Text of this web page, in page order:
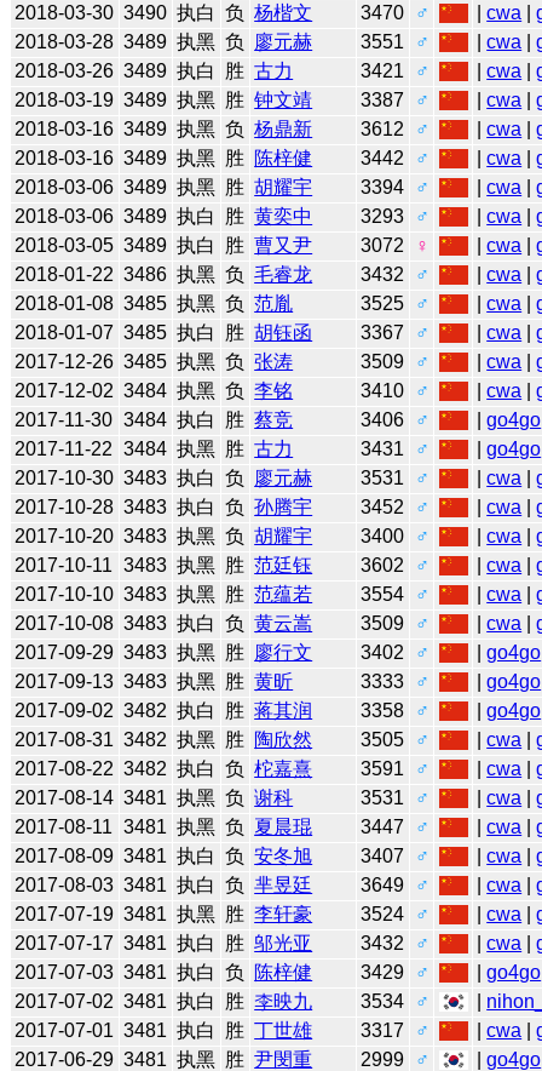
2018-03-30 3490 执白 负 杨楷文 3470 ♂ |cwa |
2018-03-28 3489 执黑 负 廖元赫 3551 ♂ |cwa |
2018-03-26 3489 执白 胜 古力 3421 ♂ |cwa |
2018-03-19 3489 执黑 胜 钟文靖 3387 ♂ |cwa |
2018-03-16 3489 执黑 负 杨鼎新 3612 ♂ |cwa |
2018-03-16 3489 执黑 胜 陈梓健 3442 ♂ |cwa |
2018-03-06 3489 执黑 胜 胡耀宇 3394 ♂ |cwa |
2018-03-06 3489 执白 胜 黄奕中 3293 ♂ |cwa |
2018-03-05 3489 执白 胜 曹又尹 3072 ♀ |cwa |
2018-01-22 3486 执黑 负 毛睿龙 3432 ♂ |cwa |
2018-01-08 3485 执黑 负 范胤 3525 ♂ |cwa |
2018-01-07 3485 执白 胜 胡钰函 3367 ♂ |cwa |
2017-12-26 3485 执黑 负 张涛 3509 ♂ |cwa |
2017-12-02 3484 执黑 负 李铭 3410 ♂ |cwa |
2017-11-30 3484 执白 胜 蔡竞 3406 ♂ |go4go
2017-11-22 3484 执黑 胜 古力 3431 ♂ |go4go
2017-10-30 3483 执白 负 廖元赫 3531 ♂ |cwa |
2017-10-28 3483 执白 负 孙腾宇 3452 ♂ |cwa |
2017-10-20 3483 执黑 负 胡耀宇 3400 ♂ |cwa |
2017-10-11 3483 执黑 胜 范廷钰 3602 ♂ |cwa |
2017-10-10 3483 执黑 胜 范蕴若 3554 ♂ |cwa |
2017-10-08 3483 执白 负 黄云嵩 3509 ♂ |cwa |
2017-09-29 3483 执黑 胜 廖行文 3402 ♂ |go4go
2017-09-13 3483 执黑 胜 黄昕 3333 ♂ |go4go
2017-09-02 3482 执白 胜 蒋其润 3358 ♂ |go4go
2017-08-31 3482 执黑 胜 陶欣然 3505 ♂ |cwa |
2017-08-22 3482 执白 负 柁嘉熹 3591 ♂ |cwa |
2017-08-14 3481 执黑 负 谢科 3531 ♂ |cwa |
2017-08-11 3481 执黑 负 夏晨琨 3447 ♂ |cwa |
2017-08-09 3481 执白 负 安冬旭 3407 ♂ |cwa |
2017-08-03 3481 执白 负 芈昱廷 3649 ♂ |cwa |
2017-07-19 3481 执黑 胜 李轩豪 3524 ♂ |cwa |
2017-07-17 3481 执白 胜 邬光亚 3432 ♂ |cwa |
2017-07-03 3481 执白 负 陈梓健 3429 ♂ |go4go
2017-07-02 3481 执白 胜 李映九 3534 ♂
2017-07-01 3481 执白 胜 丁世雄 3317 ♂ |cwa |
2017-06-29 3481 执黑 胜 尹閔重 2999 ♂ |go4go